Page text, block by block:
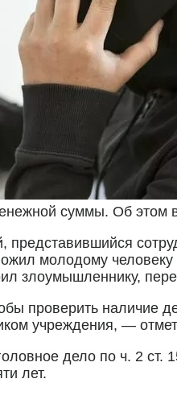
суммы. Об этом
представившийся
молодому
злоумышленнику,
наличие
учреждения, —
дело по ч. 2
лет.